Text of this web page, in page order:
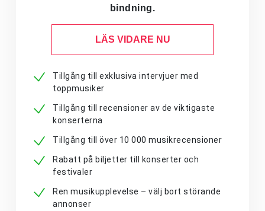
bindning.
LÄS VIDARE NU
Tillgång till exklusiva intervjuer med
toppmusiker
Tillgång till recensioner av de viktigaste
konserterna
Tillgång till över 10 000 musikrecensioner
Rabatt på biljetter till konserter och
festivaler
Ren musikupplevelse – välj bort störande
annonser